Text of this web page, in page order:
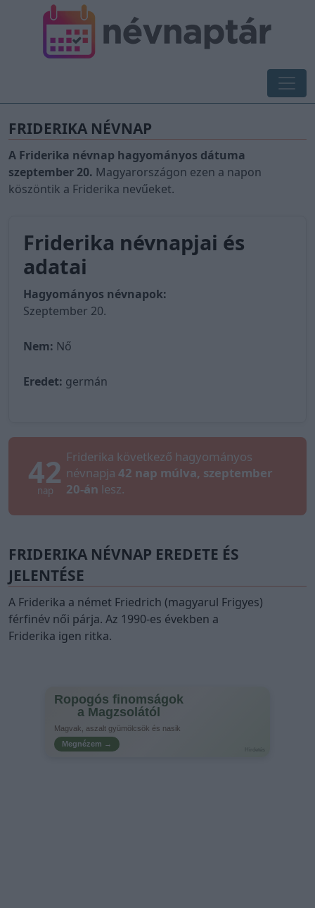
FRIDERIKA NÉVNAP
A Friderika névnap hagyományos dátuma
szeptember 20. Magyarországon ezen a napon
köszöntik a Friderika nevűeket.
Friderika névnapjai és
adatai
Hagyományos névnapok:
Szeptember 20.
Nem: Nő
Eredet: germán
42
nap
Friderika következő hagyományos
névnapja 42 nap múlva, szeptember
20-án lesz.
FRIDERIKA NÉVNAP EREDETE ÉS
JELENTÉSE
A Friderika a német Friedrich (magyarul Frigyes)
férfinév női párja. Az 1990-es években a
Friderika igen ritka.
Ropogós finomságok
a Magzsolától
Magvak, aszalt gyümölcsök és nasik
Megnézem →